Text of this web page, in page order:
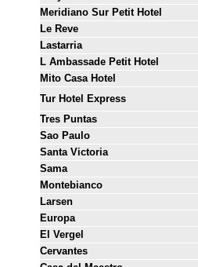
Meridiano Sur Petit Hotel
Le Reve
Lastarria
L Ambassade Petit Hotel
Mito Casa Hotel
Tur Hotel Express
Tres Puntas
Sao Paulo
Santa Victoria
Sama
Montebianco
Larsen
Europa
El Vergel
Cervantes